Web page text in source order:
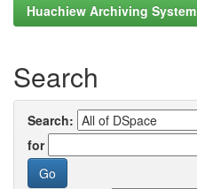
Huachiew Archiving System
Search
Search:
for